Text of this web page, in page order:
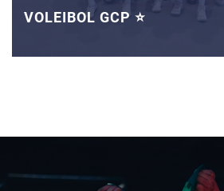
VOLEIBOL GCP ⭐